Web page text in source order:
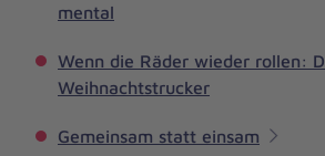
mental
Wenn die Räder wieder rollen:
Weihnachtstrucker
Gemeinsam statt einsam